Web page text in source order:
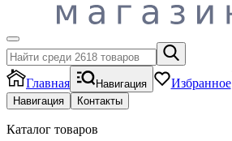
Главная Навигация Избранное
Навигация Контакты
Каталог товаров